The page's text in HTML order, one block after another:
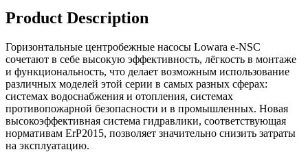
Product Description
Горизонтальные центробежные насосы Lowara e-NSC
сочетают в себе высокую эффективность, лёгкость в монтаже
и функциональность, что делает возможным использование
различных моделей этой серии в самых разных сферах:
системах водоснабжения и отопления, системах
противопожарной безопасности и в промышленных. Новая
высокоэффективная система гидравлики, соответствующая
нормативам ErP2015, позволяет значительно снизить затраты
на эксплуатацию.